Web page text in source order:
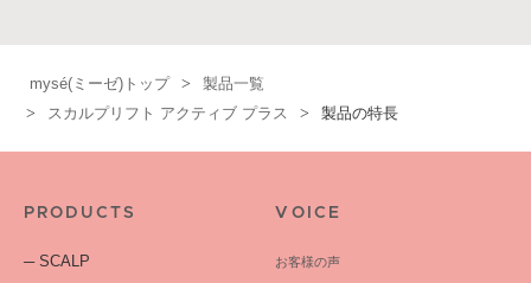
mysé(ミーゼ)トップ
製品一覧
スカルプリフト アクティブ プラス
製品の特長
PRODUCTS
─ SCALP
VOICE
お客様の声